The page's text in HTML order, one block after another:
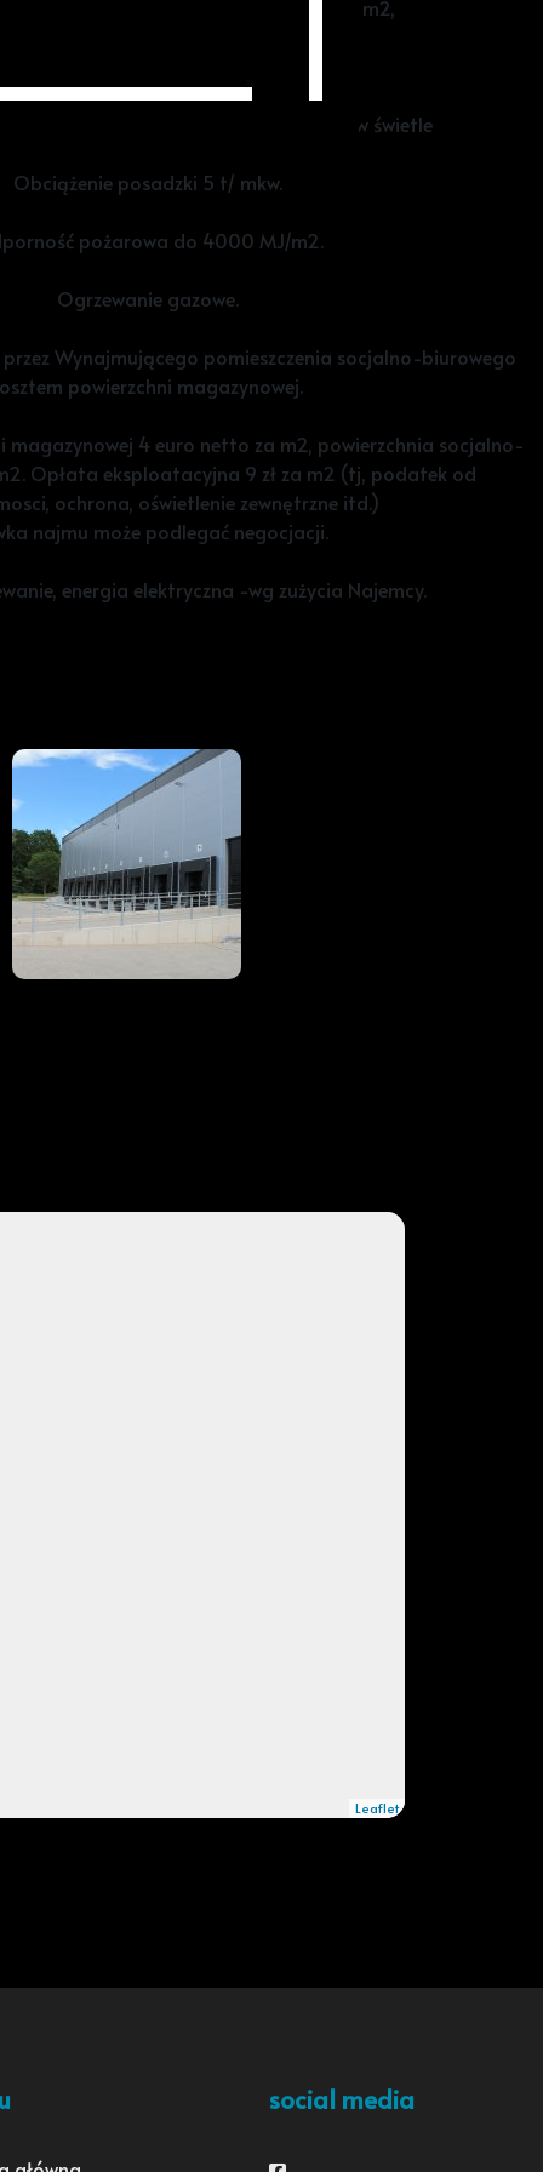
- 1338 m2, plus biuro 38 m2 oraz 240 m2,
22,5 m x 60 m. Wysokość hali 10 m w świetle
Obciążenie posadzki 5 t/ mkw.
pożarowa do 4000 MJ/m2.
Ogrzewanie gazowe.
Wynajmującego pomieszczenia socjalno-biurowego
powierzchni magazynowej.
magazynowej 4 euro netto za m2, powierzchnia socjalno-
Opłata eksploatacyjna 9 zł za m2 (tj, podatek od
ochrona, oświetlenie zewnętrzne itd.)
najmu może podlegać negocjacji.
energia elektryczna -wg zużycia Najemcy.
Leaflet
social media